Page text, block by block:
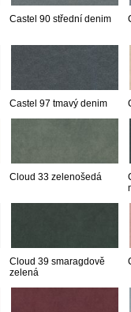
Castel 90 střední denim
Castel 97 tmavý denim
Cloud 33 zelenošedá
Cloud 39 smaragdově
zelená